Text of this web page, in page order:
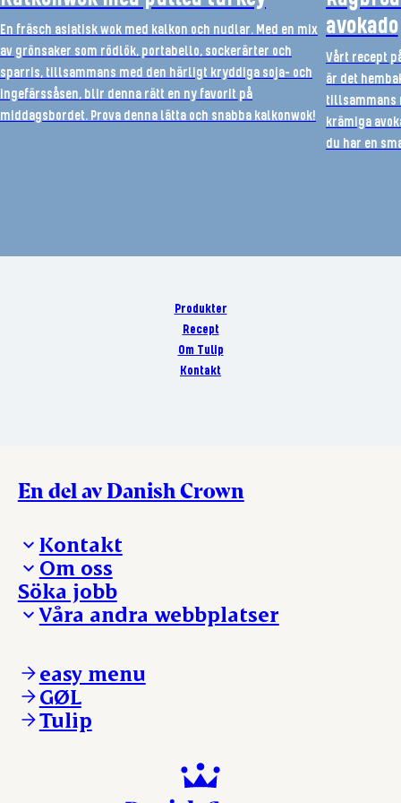
En fräsch asiatisk wok med kalkon och nudlar. Med en mix
av grönsaker som rödlök, portabello, sockerärter och
sparris, tillsammans med den härligt kryddiga soja- och
ingefärssåsen, blir denna rätt en ny favorit på
middagsbordet. Prova denna lätta och snabba kalkonwok!
avokado
Vårt recept
är det
tillsammans
krämiga
du har en
Produkter
Recept
Om Tulip
Kontakt
En del av Danish Crown
Kontakt
Presskontakt – För dig som är journalist
Reklamation
Visselblåsning
Om oss
Vi tar ledningen
Våra ställen
Söka jobb
Våra andra webbplatser
ESS-FOOD.com
KLS.se
nordicspoor.com
easy menu
GØL
Tulip